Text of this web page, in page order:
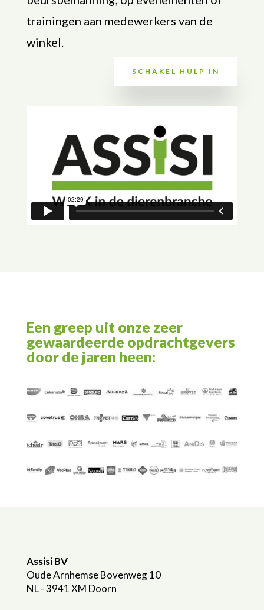
trainingen aan medewerkers van de
winkel.
SCHAKEL HULP IN
Een greep uit onze zeer
gewaardeerde opdrachtgevers
door de jaren heen:
Assisi BV
Oude Arnhemse Bovenweg 10
NL - 3941 XM Doorn